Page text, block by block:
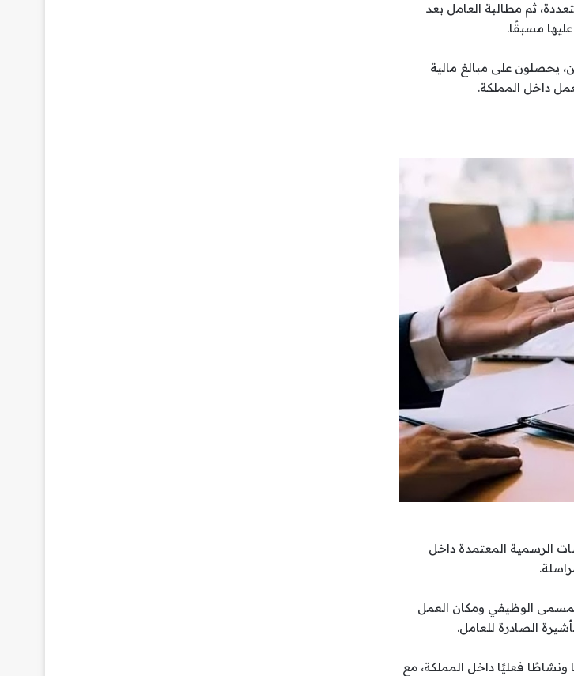
ثم مطالبة العامل بعد
مسبقًا.
يحصلون على مبالغ مالية
داخل المملكة.
الرسمية المعتمدة داخل
الوظيفي ومكان العمل
الصادرة للعامل.
فعليًا داخل المملكة، مع